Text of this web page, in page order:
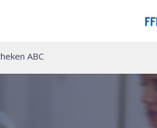
ABC